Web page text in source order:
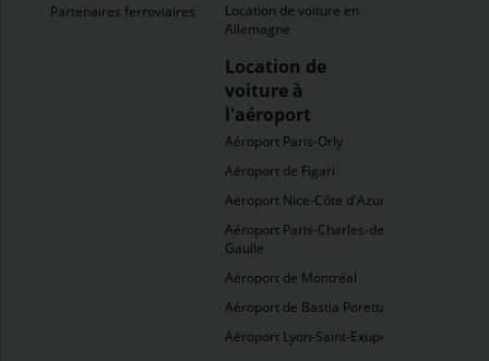
Partenaires ferroviaires
Location de voiture en
Allemagne
Location de
voiture à
l'aéroport
Aéroport Paris-Orly
Aéroport de Figari
Aéroport Nice-Côte d'Azur
Aéroport Paris-Charles-de-
Gaulle
Aéroport de Montréal
Aéroport de Bastia Poretta
Aéroport Lyon-Saint-Exupéry